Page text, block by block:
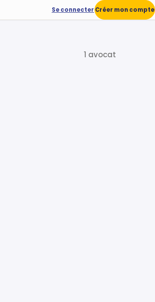
Se connecter Créer mon compte
1 avocat